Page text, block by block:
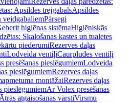
Apsildes trejgabalsApsildes
veidgabaliemPārsegi
higiēnas sistēmaHigiēniskās
Skalošanas kastes un tualetes
piederumiRezerves daļas
Lodveida ventiļiCaurplūdes ventiļi
presēšanas pieslēgumiemLodveida
pieslēgumiemRezerves daļas
montāžaiRezerves daļas
pieslēgumiemAr Volex presēšanas
Ātrās atgaisošanas vārstiVirsmu